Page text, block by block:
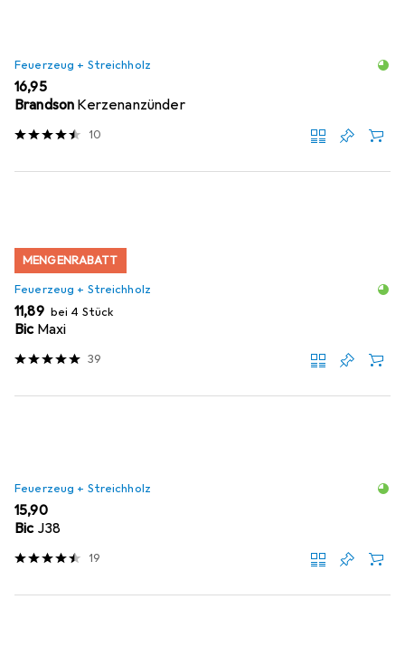
Feuerzeug + Streichholz
EUR
16,95
Brandson Kerzenanzünder
10
MENGENRABATT
Feuerzeug + Streichholz
EUR
11,89 bei 4 Stück
Bic Maxi
39
Feuerzeug + Streichholz
EUR
15,90
Bic J38
19